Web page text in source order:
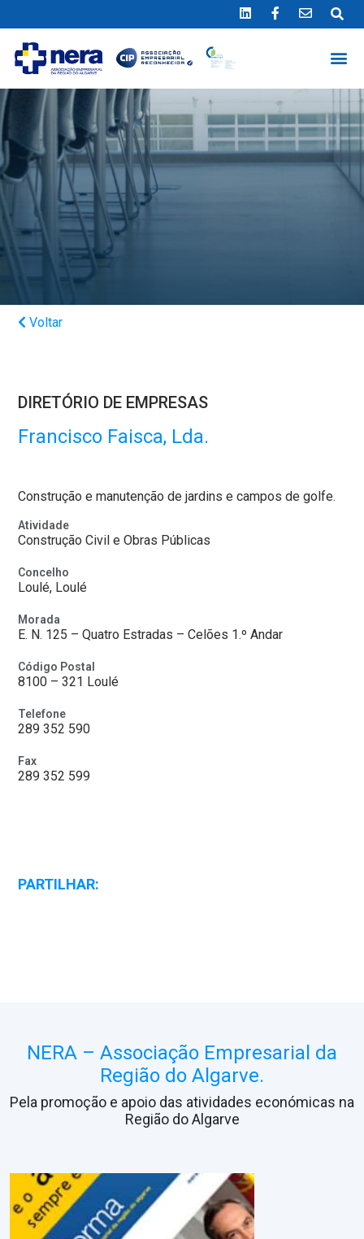
Voltar
DIRETÓRIO DE EMPRESAS
Francisco Faisca, Lda.
Construção e manutenção de jardins e campos de golfe.
Atividade
Construção Civil e Obras Públicas
Concelho
Loulé, Loulé
Morada
E. N. 125 – Quatro Estradas – Celões 1.º Andar
Código Postal
8100 – 321 Loulé
Telefone
289 352 590
Fax
289 352 599
PARTILHAR:
NERA – Associação Empresarial da
Região do Algarve.
Pela promoção e apoio das atividades económicas na
Região do Algarve